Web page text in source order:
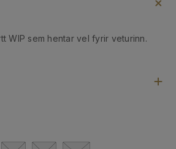
WIP sem hentar vel fyrir veturinn.